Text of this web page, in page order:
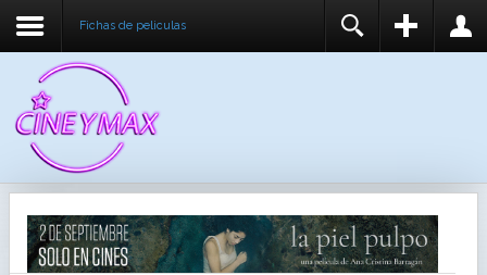
Fichas de peliculas
RECUÉRDEME
IDENTIFICARSE
REGISTER